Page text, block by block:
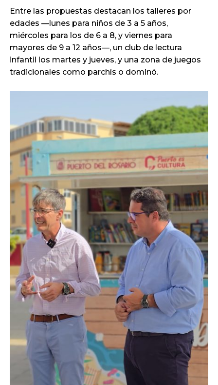
Entre las propuestas destacan los talleres por
edades —lunes para niños de 3 a 5 años,
miércoles para los de 6 a 8, y viernes para
mayores de 9 a 12 años—, un club de lectura
infantil los martes y jueves, y una zona de juegos
tradicionales como parchís o dominó.